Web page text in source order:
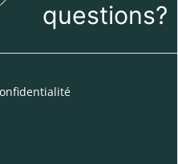
questions?